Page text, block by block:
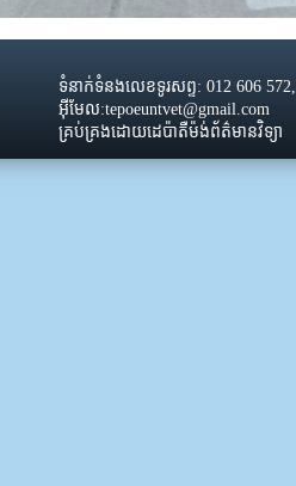
ទំនាក់ទំនងលេខទូរសព្ទ: 012 606
អ៊ីមែល:tepoeuntvet@gmail.com
គ្រប់គ្រងដោយដេប៉ាតឺម៉ង់ព័ត៌មានវិទ្យា